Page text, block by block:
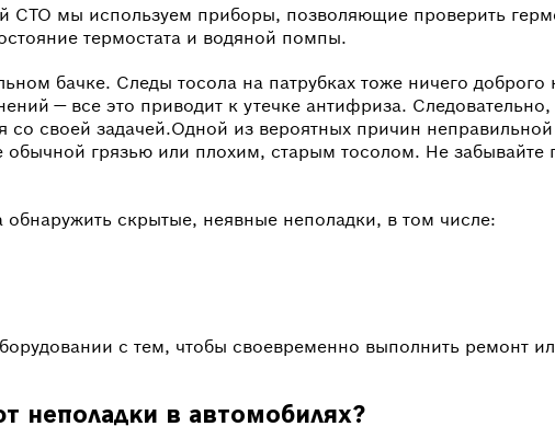
СТО мы используем приборы, позволяющие проверить
термостата и водяной помпы.
бачке. Следы тосола на патрубках тоже ничего доброго
— все это приводит к утечке антифриза.
своей задачей.Одной из вероятных причин
грязью или плохим, старым тосолом. Не забывайте
скрытые, неявные неполадки, в том числе:
с тем, чтобы своевременно выполнить ремонт
неполадки в автомобилях?